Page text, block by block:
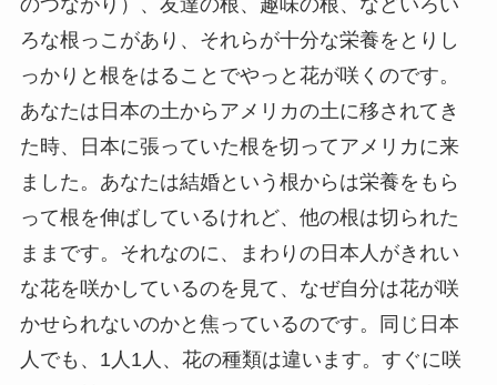
のつながり）、友達の根、趣味の根、などいろい
ろな根っこがあり、それらが十分な栄養をとりし
っかりと根をはることでやっと花が咲くのです。
あなたは日本の土からアメリカの土に移されてき
た時、日本に張っていた根を切ってアメリカに来
ました。あなたは結婚という根からは栄養をもら
って根を伸ばしているけれど、他の根は切られた
ままです。それなのに、まわりの日本人がきれい
な花を咲かしているのを見て、なぜ自分は花が咲
かせられないのかと焦っているのです。同じ日本
人でも、1人1人、花の種類は違います。すぐに咲